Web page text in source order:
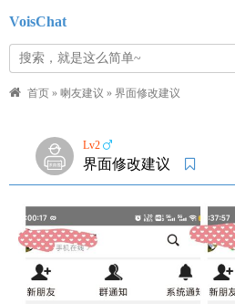
VoisChat
首页 » 喇友建议 » 界面修改建议
Lv2
界面修改建议